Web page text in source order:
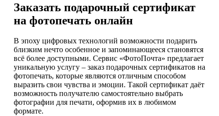
Заказать подарочный сертификат
на фотопечать онлайн
В эпоху цифровых технологий возможности подарить
близким нечто особенное и запоминающееся становятся
всё более доступными. Сервис «ФотоПочта» предлагает
уникальную услугу – заказ подарочных сертификатов на
фотопечать, которые являются отличным способом
выразить свои чувства и эмоции. Такой сертификат даёт
возможность получателю самостоятельно выбрать
фотографии для печати, оформив их в любимом
формате.